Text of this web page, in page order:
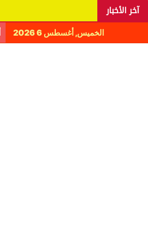
آخر الأخبار
الخميس, أغسطس 6 2026